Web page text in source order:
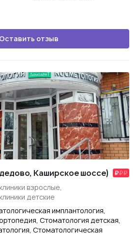
Оставить отзыв
Каширское шоссе)
взрослые,
детские
имплантология,
Стоматология детская,
Стоматологическая